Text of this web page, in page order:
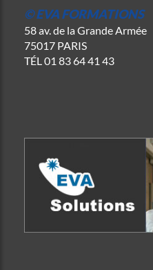
© EVA FORMATIONS
58 av. de la Grande Armée
75017 PARIS
TÉL01 83 64 41 43